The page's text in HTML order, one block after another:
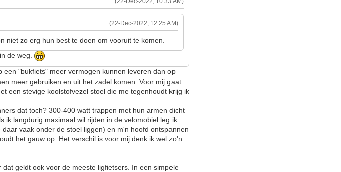
(22-Dec-2022, 12:25 AM)
niet zo erg hun best te doen om vooruit te komen.
de weg.
"bukfiets" meer vermogen kunnen leveren dan op
meer gebruiken en uit het zadel komen. Voor mij gaat
een stevige koolstofvezel stoel die me tegenhoudt krijg ik
dat toch? 300-400 watt trappen met hun armen dicht
ik langdurig maximaal wil rijden in de velomobiel leg ik
vaak onder de stoel liggen) en m'n hoofd ontspannen
het gauw op. Het verschil is voor mij denk ik wel zo'n
geldt ook voor de meeste ligfietsers. In een simpele